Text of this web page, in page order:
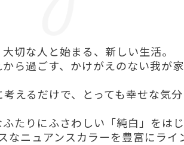
大切な人と始まる、新しい生活。
から過ごす、かけがえのない我が家
えるだけで、とっても幸せな気分
ふたりにふさわしい「純白」をはじ
なニュアンスカラーを豊富にライ